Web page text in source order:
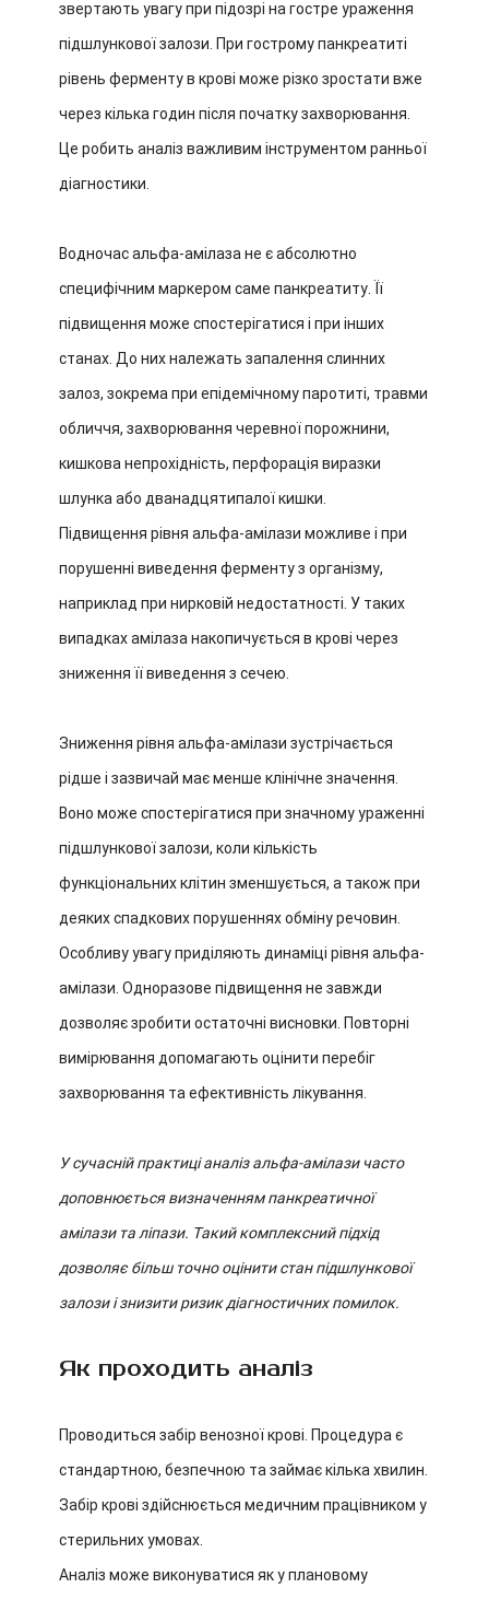
звертають увагу при підозрі на гостре ураження
підшлункової залози. При гострому панкреатиті
рівень ферменту в крові може різко зростати вже
через кілька годин після початку захворювання.
Це робить аналіз важливим інструментом ранньої
діагностики.
Водночас альфа-амілаза не є абсолютно
специфічним маркером саме панкреатиту. Її
підвищення може спостерігатися і при інших
станах. До них належать запалення слинних
залоз, зокрема при епідемічному паротиті, травми
обличчя, захворювання черевної порожнини,
кишкова непрохідність, перфорація виразки
шлунка або дванадцятипалої кишки.
Підвищення рівня альфа-амілази можливе і при
порушенні виведення ферменту з організму,
наприклад при нирковій недостатності. У таких
випадках амілаза накопичується в крові через
зниження її виведення з сечею.
Зниження рівня альфа-амілази зустрічається
рідше і зазвичай має менше клінічне значення.
Воно може спостерігатися при значному ураженні
підшлункової залози, коли кількість
функціональних клітин зменшується, а також при
деяких спадкових порушеннях обміну речовин.
Особливу увагу приділяють динаміці рівня альфа-
амілази. Одноразове підвищення не завжди
дозволяє зробити остаточні висновки. Повторні
вимірювання допомагають оцінити перебіг
захворювання та ефективність лікування.
У сучасній практиці аналіз альфа-амілази часто
доповнюється визначенням панкреатичної
амілази та ліпази. Такий комплексний підхід
дозволяє більш точно оцінити стан підшлункової
залози і знизити ризик діагностичних помилок.
Як проходить аналіз
Проводиться забір венозної крові. Процедура є
стандартною, безпечною та займає кілька хвилин.
Забір крові здійснюється медичним працівником у
стерильних умовах.
Аналіз може виконуватися як у плановому